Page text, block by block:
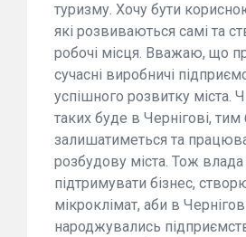
туризму. Хочу бути
які розвиваються самі та
робочі місця. Вважаю, що
сучасні виробничі
успішного розвитку міста.
таких буде в Чернігові,
залишатиметься та
розбудову міста. Тож влада
підтримувати бізнес,
мікроклімат, аби в
народжувались